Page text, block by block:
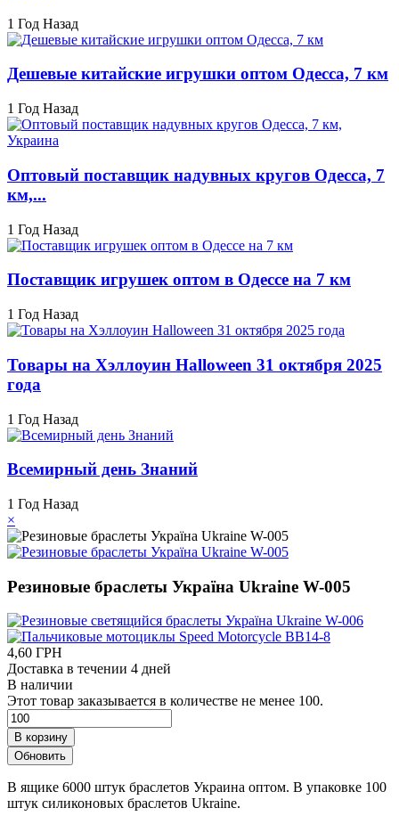
1 Год Назад
Дешевые китайские игрушки оптом Одесса, 7 км
1 Год Назад
Оптовый поставщик надувных кругов Одесса, 7
км,...
1 Год Назад
Поставщик игрушек оптом в Одессе на 7 км
1 Год Назад
Товары на Хэллоуин Halloween 31 октября 2025
года
1 Год Назад
Всемирный день Знаний
1 Год Назад
×
Резиновые браслеты Україна Ukraine W-005
4,60 ГРН
Доставка в течении 4 дней
В наличии
Этот товар заказывается в количестве не менее 100.
В корзину
В ящике 6000 штук браслетов Украина оптом. В упаковке 100
штук силиконовых браслетов Ukraine.